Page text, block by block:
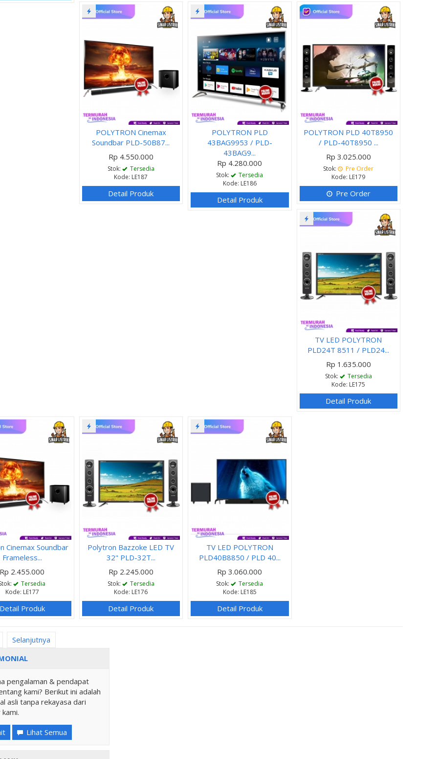
POLYTRON Cinemax
Soundbar PLD-50B87...
Rp 4.550.000
Stok:
Tersedia
Kode: LE187
Detail Produk
POLYTRON PLD
43BAG9953 / PLD-
43BAG9...
Rp 4.280.000
Stok:
Tersedia
Kode: LE186
Detail Produk
POLYTRON PLD 40T8950
/ PLD-40T8950 ...
Rp 3.025.000
Stok:
Pre Order
Kode: LE179
Pre Order
TV LED POLYTRON
PLD24T 8511 / PLD24...
Rp 1.635.000
Stok:
Tersedia
Kode: LE175
Detail Produk
Cinemax Soundbar
Frameless...
Rp 2.455.000
Tersedia
Kode: LE177
Detail Produk
Polytron Bazzoke LED TV
32" PLD-32T...
Rp 2.245.000
Stok:
Tersedia
Kode: LE176
Detail Produk
TV LED POLYTRON
PLD40B8850 / PLD 40...
Rp 3.060.000
Stok:
Tersedia
Kode: LE185
Detail Produk
Selanjutnya
pengalaman & pendapat
kami? Berikut ini adalah
asli tanpa rekayasa dari
Lihat Semua